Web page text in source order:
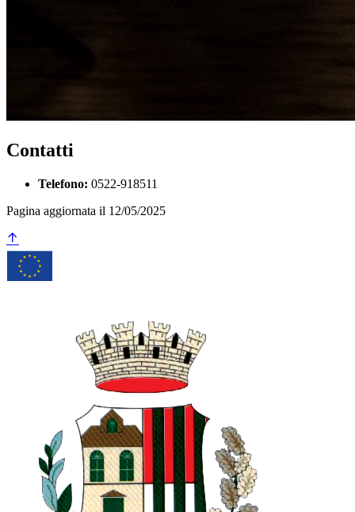
Contatti
Telefono: 0522-918511
Pagina aggiornata il 12/05/2025